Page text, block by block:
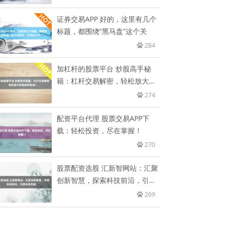
证券交易APP 好的，这里有几个
标题，都围绕“黑马盘”这个关
284
加杠杆的股票平台 炒股高手秘
籍：杠杆交易解密，轻松放大你
274
配资平台代理 股票交易APP下
载：轻松投资，尽在掌握！
270
股票配资选股 汇新智网站：汇聚
创新智慧，探索科技前沿，引领
269